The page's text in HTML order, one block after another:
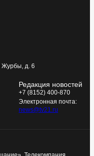
Журбы, д. 6
Редакция новостей
+7 (8152) 400-870
Электронная почта:
news@tv21.ru